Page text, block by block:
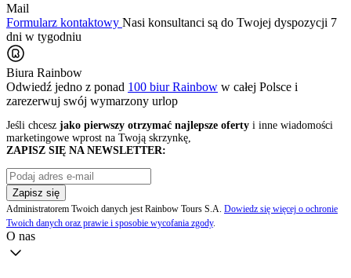
Mail
Formularz kontaktowy Nasi konsultanci są do Twojej dyspozycji 7
dni w tygodniu
Biura Rainbow
Odwiedź jedno z ponad 100 biur Rainbow w całej Polsce i
zarezerwuj swój wymarzony urlop
Jeśli chcesz jako pierwszy otrzymać najlepsze oferty i inne wiadomości
marketingowe wprost na Twoją skrzynkę,
ZAPISZ SIĘ NA NEWSLETTER:
Zapisz się
Administratorem Twoich danych jest Rainbow Tours S.A. Dowiedz się więcej o ochronie
Twoich danych oraz prawie i sposobie wycofania zgody.
O nas